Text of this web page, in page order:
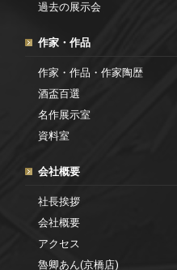
過去の展示会
作家・作品
作家・作品・作家陶歴
酒盃百選
名作展示室
資料室
会社概要
社長挨拶
会社概要
アクセス
魯卿あん(京橋店)